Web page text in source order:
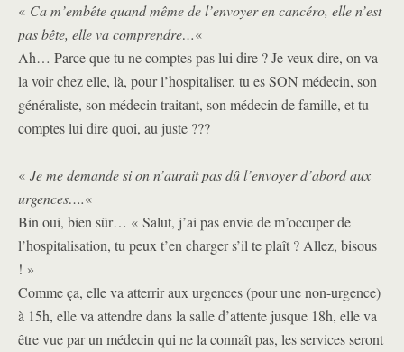
« Ca m’embête quand même de l’envoyer en cancéro, elle n’est
pas bête, elle va comprendre…«
Ah… Parce que tu ne comptes pas lui dire ? Je veux dire, on va
la voir chez elle, là, pour l’hospitaliser, tu es SON médecin, son
généraliste, son médecin traitant, son médecin de famille, et tu
comptes lui dire quoi, au juste ???
« Je me demande si on n’aurait pas dû l’envoyer d’abord aux
urgences….«
Bin oui, bien sûr… « Salut, j’ai pas envie de m’occuper de
l’hospitalisation, tu peux t’en charger s’il te plaît ? Allez, bisous
! »
Comme ça, elle va atterrir aux urgences (pour une non-urgence)
à 15h, elle va attendre dans la salle d’attente jusque 18h, elle va
être vue par un médecin qui ne la connaît pas, les services seront